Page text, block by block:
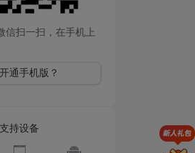
信扫一扫，在手机上
通手机版？
支持设备